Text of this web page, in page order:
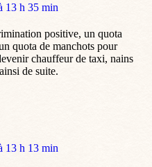
13 h 35 min
positive, un quota
quota de manchots pour
chauffeur de taxi, nains
de suite.
13 h 13 min